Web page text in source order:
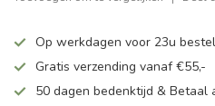
Op werkdagen voor 23u
Gratis verzending vanaf €55,-
50 dagen bedenktijd & Betaal